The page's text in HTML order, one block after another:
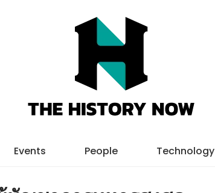
Events People Technology